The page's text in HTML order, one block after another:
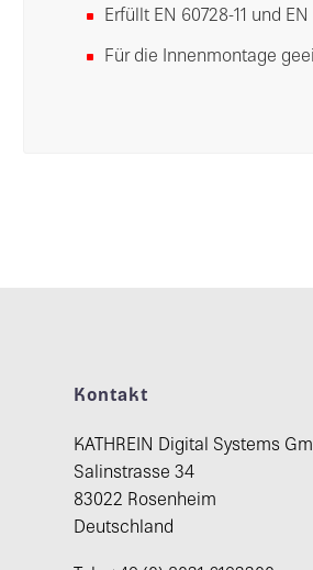
Erfüllt EN 60728-11 und
Für die Innenmontage
Kontakt
KATHREIN Digital Systems
Salinstrasse 34
83022 Rosenheim
Deutschland